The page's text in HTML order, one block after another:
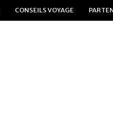
CONSEILS VOYAGE